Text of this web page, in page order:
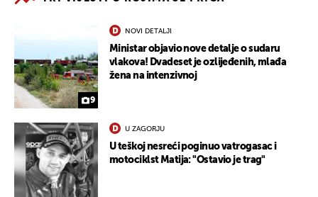
9
NOVI DETALJI
Ministar objavio nove detalje o sudaru
vlakova! Dvadeset je ozlijeđenih, mlađa
žena na intenzivnoj
U ZAGORJU
U teškoj nesreći poginuo vatrogasac i
motociklst Matija: "Ostavio je trag"